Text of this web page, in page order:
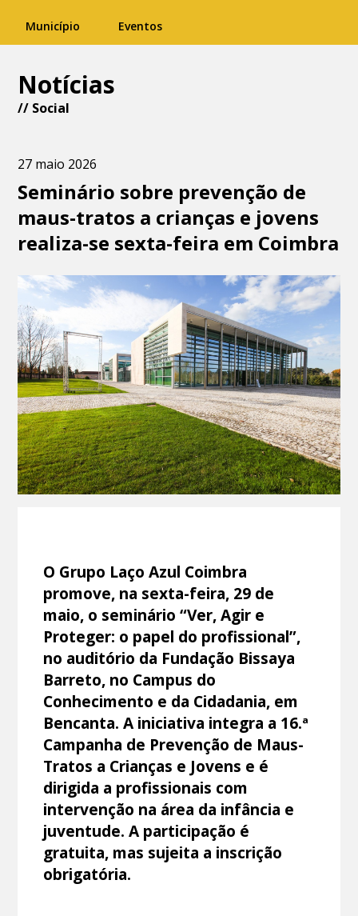
Município Eventos
Notícias
// Social
27 maio 2026
Seminário sobre prevenção de
maus-tratos a crianças e jovens
realiza-se sexta-feira em Coimbra
O Grupo Laço Azul Coimbra
promove, na sexta-feira, 29 de
maio, o seminário “Ver, Agir e
Proteger: o papel do profissional”,
no auditório da Fundação Bissaya
Barreto, no Campus do
Conhecimento e da Cidadania, em
Bencanta. A iniciativa integra a 16.ª
Campanha de Prevenção de Maus-
Tratos a Crianças e Jovens e é
dirigida a profissionais com
intervenção na área da infância e
juventude. A participação é
gratuita, mas sujeita a inscrição
obrigatória.